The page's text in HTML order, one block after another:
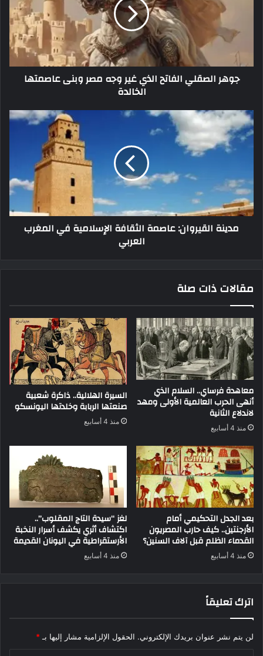
جوهر الصقلي الفاتح الذي غير وجه مصر وبنى عاصمتها
الخالدة
مدينة القيروان: عاصمة الثقافة الإسلامية في المغرب
العربي
مقالات ذات صلة
معاهدة فرساي.. السلام الذي
أنهى الحرب العالمية الأولى ومهد
لاندلاع الثانية
منذ 4 أسابيع
السيرة الهلالية.. ذاكرة شعبية
صنعتها الربابة وخلدتها اليونسكو
منذ 4 أسابيع
بعد الجدل التحكيمي أمام
الأرجنتين.. كيف حارب المصريون
القدماء الظلم قبل آلاف السنين؟
منذ 4 أسابيع
لغز “سيدة التاج المقلوب”..
اكتشاف أثري يكشف أسرار النخبة
الأرستقراطية في اليونان القديمة
منذ 4 أسابيع
اترك تعليقاً
لن يتم نشر عنوان بريدك الإلكتروني. الحقول الإلزامية مشار إليها بـ *